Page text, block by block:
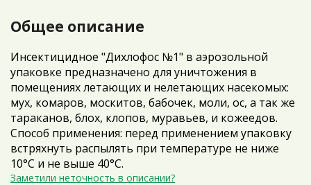
Общее описание
Инсектицидное "Дихлофос №1" в аэрозольной
упаковке предназначено для уничтожения в
помещениях летающих и нелетающих насекомых:
мух, комаров, москитов, бабочек, моли, ос, а так же
тараканов, блох, клопов, муравьев, и кожеедов.
Способ применения: перед применением упаковку
встряхнуть распылять при температуре не ниже
10°С и не выше 40°С.
Заметили неточность в описании?